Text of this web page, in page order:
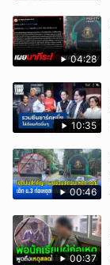
04:28
10:35
00:46
00:37